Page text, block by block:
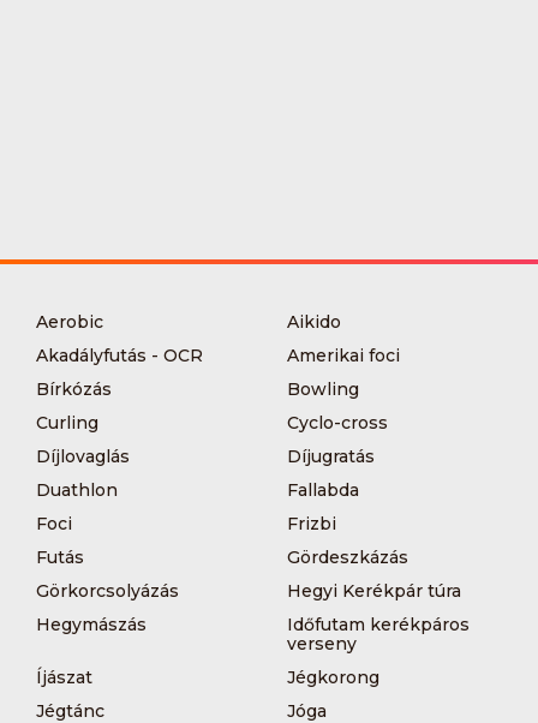
Aerobic
Aikido
Akadályfutás - OCR
Amerikai foci
Bírkózás
Bowling
Curling
Cyclo-cross
Díjlovaglás
Díjugratás
Duathlon
Fallabda
Foci
Frizbi
Futás
Gördeszkázás
Görkorcsolyázás
Hegyi Kerékpár túra
Hegymászás
Időfutam kerékpáros
verseny
Íjászat
Jégkorong
Jégtánc
Jóga